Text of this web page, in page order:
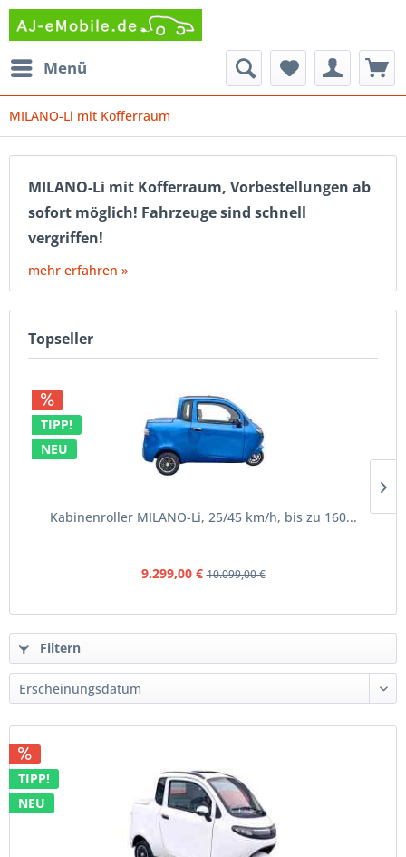
Menü
MILANO-Li mit Kofferraum
MILANO-Li mit Kofferraum, Vorbestellungen ab
sofort möglich! Fahrzeuge sind schnell
vergriffen!
mehr erfahren »
Topseller
TIPP!
NEU
Kabinenroller MILANO-Li, 25/45 km/h, bis zu 160...
9.299,00 € 10.099,00 €
Filtern
TIPP!
NEU